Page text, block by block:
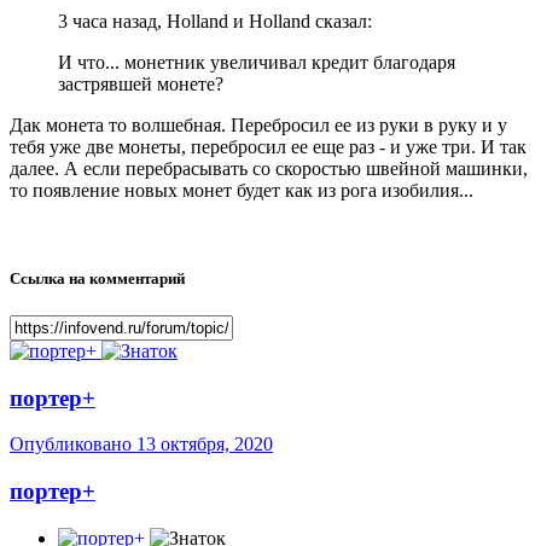
3 часа назад, Holland и Holland сказал:
И что... монетник увеличивал кредит благодаря
застрявшей монете?
Дак монета то волшебная. Перебросил ее из руки в руку и у
тебя уже две монеты, перебросил ее еще раз - и уже три. И так
далее. А если перебрасывать со скоростью швейной машинки,
то появление новых монет будет как из рога изобилия...
Ссылка на комментарий
портер+
Опубликовано 13 октября, 2020
портер+